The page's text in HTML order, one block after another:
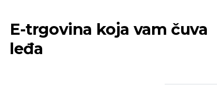
E-trgovina koja vam čuva
leđa